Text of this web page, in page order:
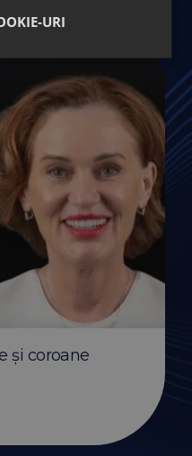
de caz
și coroane
Before & After
transparent
URI